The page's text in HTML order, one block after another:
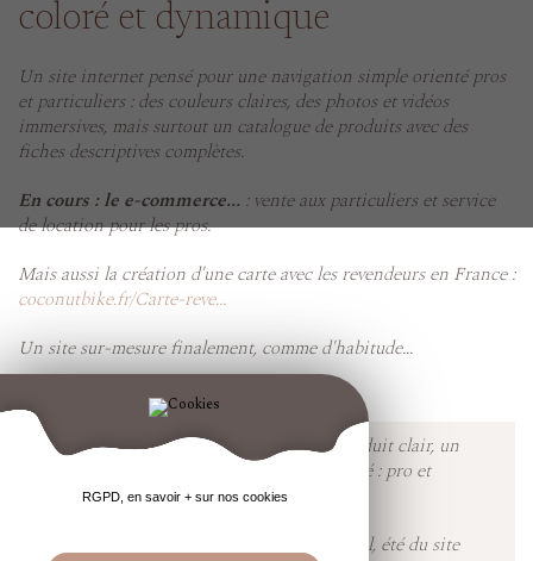
coloré et dynamique
Un site internet pensé pour une navigation simple orienté pros
et particuliers : des couleurs claires, des photos et vidéos
immersives, mais surtout un catalogue de produits avec des
fiches descriptives complètes.
En cours : le e-commerce... : vente aux particuliers et service
de location pour les pros.
Mais aussi la création d'une carte avec les revendeurs en France :
coconutbike.fr/Carte-reve...
Un site sur-mesure finalement, comme d'habitude...
coconutbike.fr
L'objectif est atteint : un catalogue produit clair, un
site fluide, une navigation pratique. Axé : pro et
particuliers.
Le + qu'on adore : le mood coloré, pastel, été du site
RGPD, en savoir + sur nos cookies